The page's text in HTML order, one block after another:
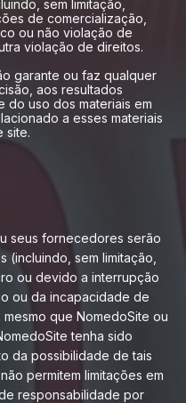
sem limitação,
de comercialização,
ou não violação de
violação de direitos.
garante ou faz qualquer
aos resultados
do uso dos materiais em
a esses materiais
site.
seus fornecedores serão
sem limitação,
ou devido a interrupção
ou da incapacidade de
que NomedoSite ou
tenha sido
da possibilidade de tais
permitem limitações em
responsabilidade por